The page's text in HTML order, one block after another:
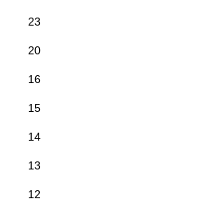
23
20
16
15
14
13
12